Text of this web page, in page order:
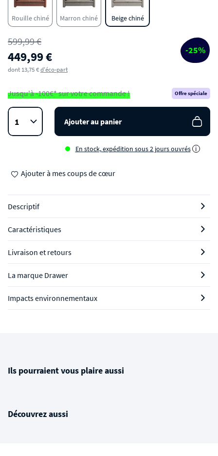
Rouille chiné Marron chiné Beige chiné
599,99 €
449,99 € -25%
dont 13,75 €d'éco-part
Jusqu'à -100€* sur votre commande ! Offre spéciale
Ajouter au panier
En stock, expédition sous 2 jours ouvrés i
Ajouter à mes coups de cœur
Descriptif
Caractéristiques
Livraison et retours
La marque Drawer
Impacts environnementaux
Ils pourraient vous plaire aussi
Découvrez aussi